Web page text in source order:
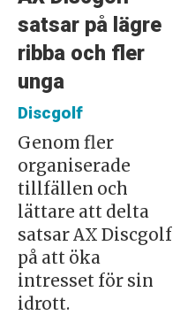
satsar på lägre
ribba och fler
unga
Discgolf
Genom fler
organiserade
tillfällen och
lättare att delta
satsar AX Discgolf
på att öka
intresset för sin
idrott.